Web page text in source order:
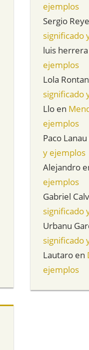
ejemplos
Sergio
significado
luis herrera
ejemplos
Lola
significado
Llo en
ejemplos
Paco Lanau
y ejemplos
Alejandro
ejemplos
Gabriel
significado
Urbanu
significado
Lautaro en
ejemplos